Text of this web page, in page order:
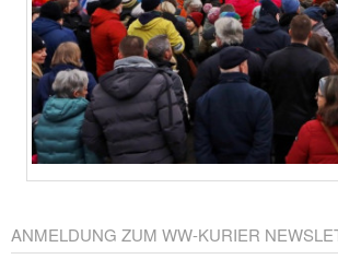
ANMELDUNG ZUM WW-KURIER